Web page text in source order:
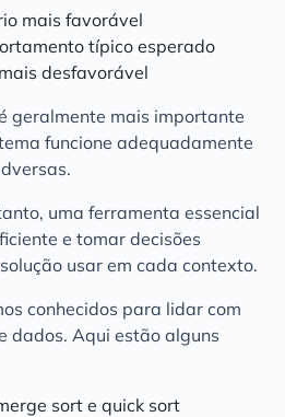
mais favorável
típico esperado
desfavorável
geralmente mais importante
funcione adequadamente
uma ferramenta essencial
e tomar decisões
usar em cada contexto.
conhecidos para lidar com
dados. Aqui estão alguns
sort e quick sort